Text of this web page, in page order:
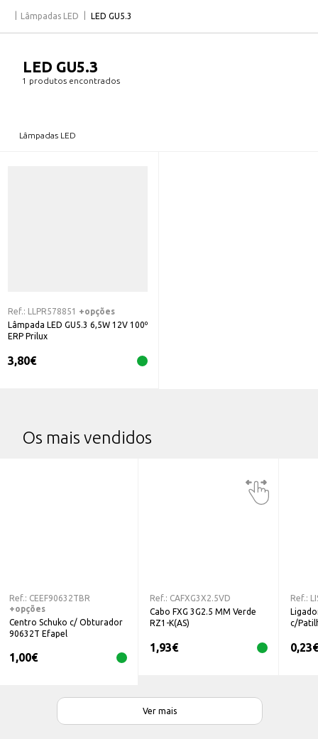
Lâmpadas LED LED GU5.3
LED GU5.3
1 produtos encontrados
Lâmpadas LED
Ref.: LLPR578851
+opções
Lâmpada LED GU5.3 6,5W 12V 100º
ERP Prilux
3,80€
Os mais vendidos
Ref.: CEEF90632TBR
+opções
Centro Schuko c/ Obturador
90632T Efapel
1,00€
Ref.: CAFXG3X2.5VD
Cabo FXG 3G2.5 MM Verde
RZ1-K(AS)
1,93€
Ref.:
c/
0,23€
Ver mais